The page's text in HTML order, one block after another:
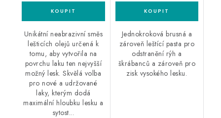
Unikátní neabrazivní směs
lešticích olejů určená k
tomu, aby vytvořila na
povrchu laku ten nejvyšší
možný lesk. Skvělá volba
pro nové a udržované
laky, kterým dodá
maximální hloubku lesku a
sytost...
Jednokroková brusná a
zároveň leštící pasta pro
odstranění rýh a
škrábanců a zároveň pro
zisk vysokého lesku.